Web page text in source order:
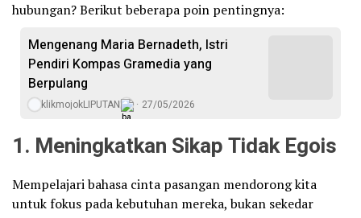
hubungan? Berikut beberapa poin pentingnya:
Mengenang Maria Bernadeth, Istri
Pendiri Kompas Gramedia yang
Berpulang
klikmojokLIPUTAN 27/05/2026
1. Meningkatkan Sikap Tidak Egois
Mempelajari bahasa cinta pasangan mendorong kita
untuk fokus pada kebutuhan mereka, bukan sekedar